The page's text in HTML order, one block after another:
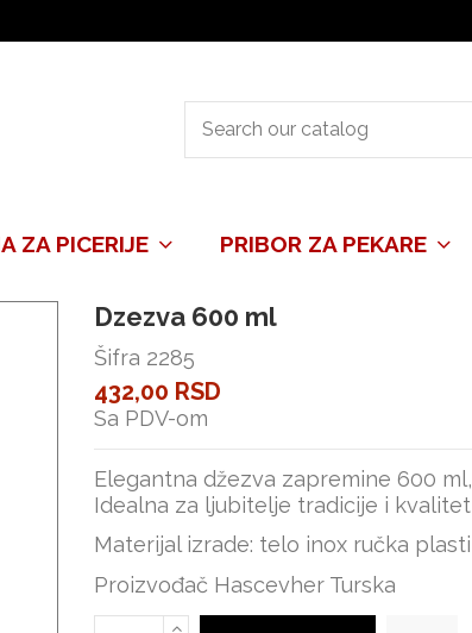
ZA PICERIJE PRIBOR ZA PEKARE
Dzezva 600 ml
Šifra 2285
432,00 RSD
Sa PDV-om
Elegantna džezva zapremine 600
Idealna za ljubitelje tradicije i
Materijal izrade: telo inox ručka
Proizvođač Hascevher Turska